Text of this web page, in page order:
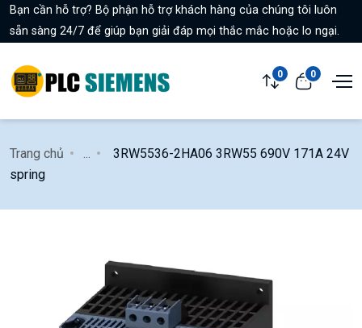
Bạn cần hỗ trợ? Bộ phận hỗ trợ khách hàng của chúng tôi luôn
sẵn sàng 24/7 để giúp bạn giải đáp mọi thắc mắc hoặc lo ngại.
0 0
Trang chủ
3RW5536-2HA06 3RW55 690V 171A 24V
spring